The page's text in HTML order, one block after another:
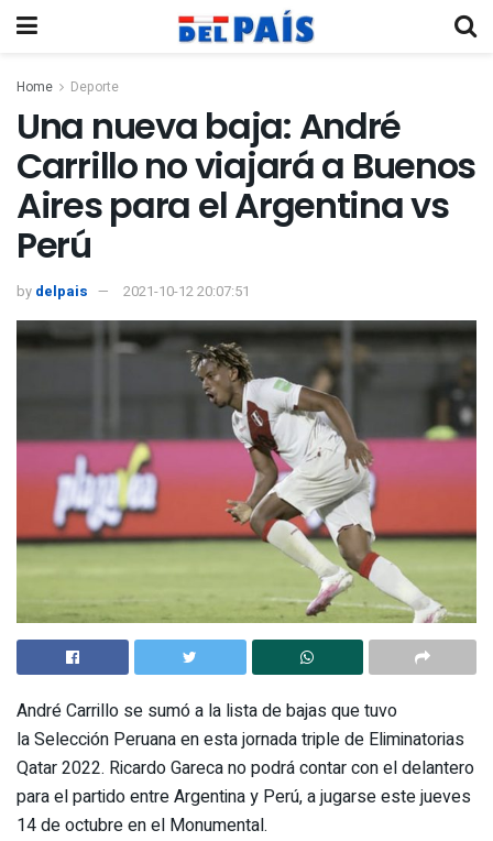
Home Deporte
Una nueva baja: André
Carrillo no viajará a Buenos
Aires para el Argentina vs
Perú
by delpais 2021-10-12 20:07:51
André Carrillo se sumó a la lista de bajas que tuvo
la Selección Peruana en esta jornada triple de Eliminatorias
Qatar 2022. Ricardo Gareca no podrá contar con el delantero
para el partido entre Argentina y Perú, a jugarse este jueves
14 de octubre en el Monumental.